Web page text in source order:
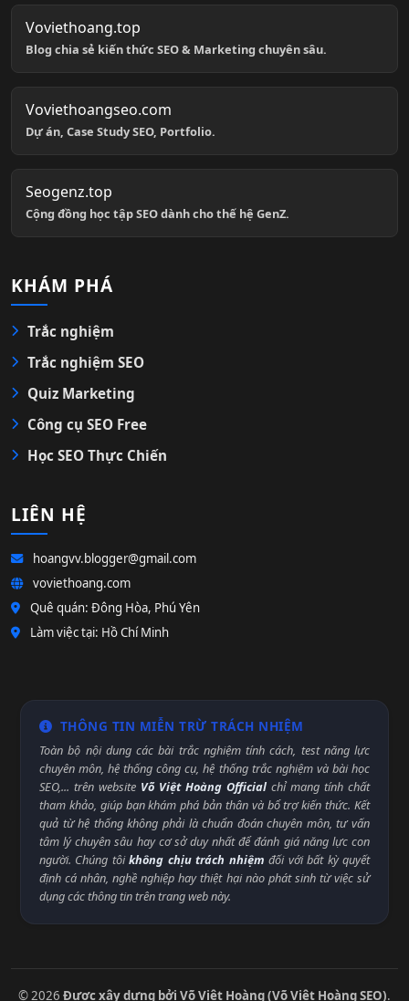
Voviethoang.top
Blog chia sẻ kiến thức SEO & Marketing chuyên sâu.
Voviethoangseo.com
Dự án, Case Study SEO, Portfolio.
Seogenz.top
Cộng đồng học tập SEO dành cho thế hệ GenZ.
KHÁM PHÁ
Trắc nghiệm
Trắc nghiệm SEO
Quiz Marketing
Công cụ SEO Free
Học SEO Thực Chiến
LIÊN HỆ
hoangvv.blogger@gmail.com
voviethoang.com
Quê quán: Đông Hòa, Phú Yên
Làm việc tại: Hồ Chí Minh
THÔNG TIN MIỄN TRỪ TRÁCH NHIỆM
Toàn bộ nội dung các bài trắc nghiệm tính cách, test năng lực
chuyên môn, hệ thống công cụ, hệ thống trắc nghiệm và bài học
SEO,... trên website Võ Việt Hoàng Official chỉ mang tính chất
tham khảo, giúp bạn khám phá bản thân và bổ trợ kiến thức. Kết
quả từ hệ thống không phải là chuẩn đoán chuyên môn, tư vấn
tâm lý chuyên sâu hay cơ sở duy nhất để đánh giá năng lực con
người. Chúng tôikhông chịu trách nhiệm đối với bất kỳ quyết
định cá nhân, nghề nghiệp hay thiệt hại nào phát sinh từ việc sử
dụng các thông tin trên trang web này.
© 2026 Được xây dựng bởi Võ Việt Hoàng (Võ Việt Hoàng SEO).